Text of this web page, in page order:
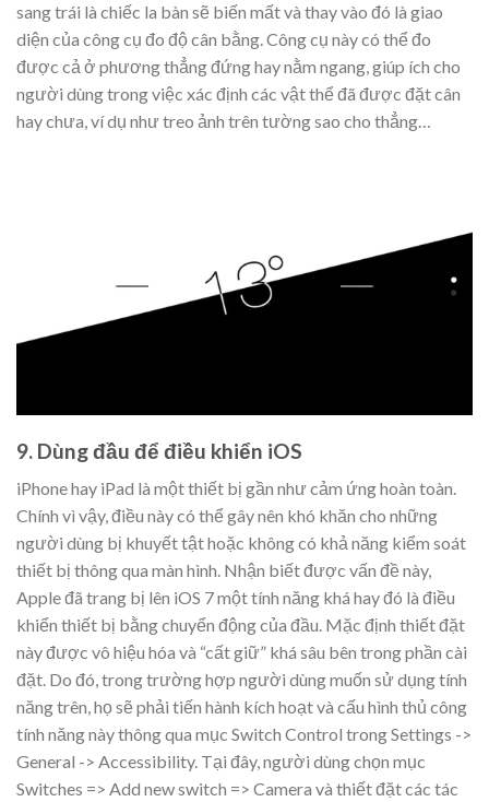
sang trái là chiếc la bàn sẽ biến mất và thay vào đó là giao
diện của công cụ đo độ cân bằng. Công cụ này có thể đo
được cả ở phương thẳng đứng hay nằm ngang, giúp ích cho
người dùng trong việc xác định các vật thể đã được đặt cân
hay chưa, ví dụ như treo ảnh trên tường sao cho thẳng…
9. Dùng đầu để điều khiển iOS
iPhone hay iPad là một thiết bị gần như cảm ứng hoàn toàn.
Chính vì vậy, điều này có thể gây nên khó khăn cho những
người dùng bị khuyết tật hoặc không có khả năng kiểm soát
thiết bị thông qua màn hình. Nhận biết được vấn đề này,
Apple đã trang bị lên iOS 7 một tính năng khá hay đó là điều
khiển thiết bị bằng chuyển động của đầu. Mặc định thiết đặt
này được vô hiệu hóa và “cất giữ” khá sâu bên trong phần cài
đặt. Do đó, trong trường hợp người dùng muốn sử dụng tính
năng trên, họ sẽ phải tiến hành kích hoạt và cấu hình thủ công
tính năng này thông qua mục Switch Control trong Settings ->
General -> Accessibility. Tại đây, người dùng chọn mục
Switches => Add new switch => Camera và thiết đặt các tác